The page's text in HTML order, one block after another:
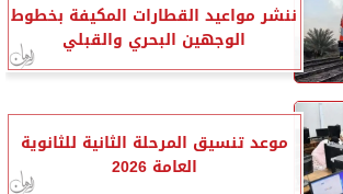
ننشر مواعيد القطارات المكيفة بخطوط
الوجهين البحري والقبلي
موعد تنسيق المرحلة الثانية للثانوية
العامة 2026